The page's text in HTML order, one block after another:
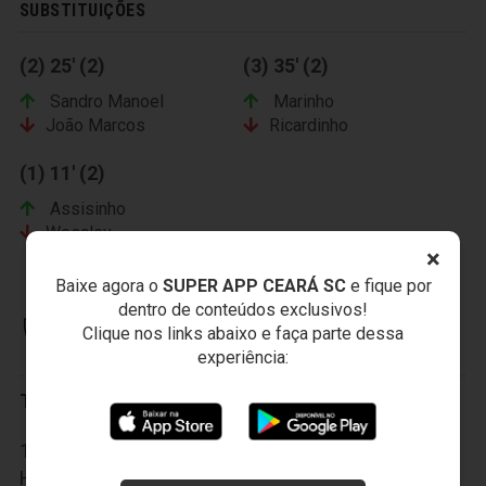
×
Baixe agora o SUPER APP CEARÁ SCe fique por
dentro de conteúdos exclusivos!
Clique nos links abaixo e faça parte dessa
experiência:
SUBSTITUIÇÕES
(2) 25' (2)
Sandro Manoel
João Marcos
(3) 35' (2)
Marinho
Ricardinho
(1) 11' (2)
Assisinho
Wescley
BOTAFOGO FUTEBOL CLUBE
Titulares:
1-Genivaldo, 2-Toty, 3-Mauro, 4-Roberto Dias, 5-
Hércules, 6-Alex Cazumba, 7-Potita, 8-Guto, 9-